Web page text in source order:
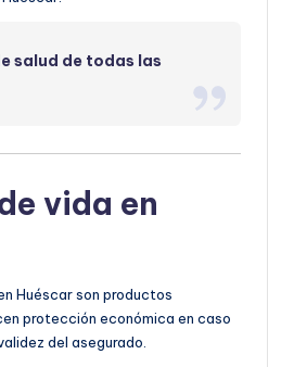
salud de todas las
vida en
Huéscar son productos
protección económica en caso
del asegurado.